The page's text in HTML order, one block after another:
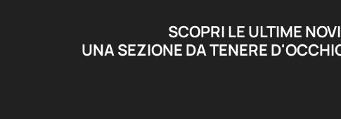
SCOPRI LE ULTIME
UNA SEZIONE DA TENERE